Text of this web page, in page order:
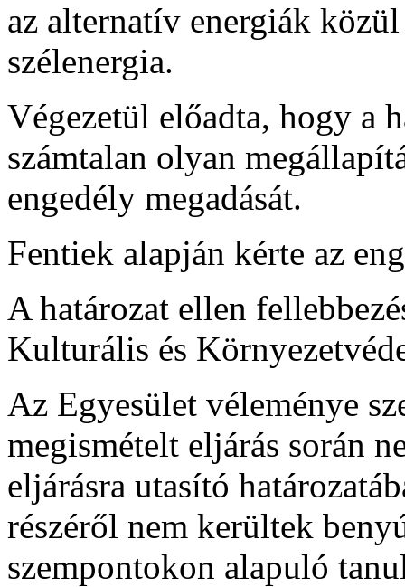
az alternatív energiák
szélenergia.
Végezetül előadta, hogy a
számtalan olyan
engedély megadását.
Fentiek alapján kérte az
A határozat ellen
Kulturális és
Az Egyesület véleménye
megismételt eljárás során
eljárásra utasító
részéről nem kerültek
szempontokon alapuló